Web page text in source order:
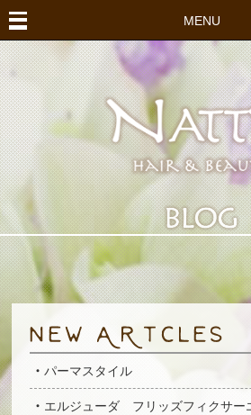
MENU
パーマスタイル
エルジューダ フリッズフィクサー